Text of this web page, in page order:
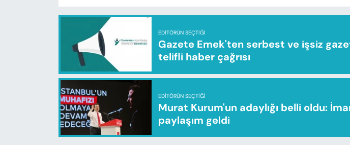
EDITÖRÜN SEÇTIĞI
Gazete Emek'ten serbest ve işsiz
telifli haber çağrısı
EDITÖRÜN SEÇTIĞI
Murat Kurum'un adaylığı belli oldu:
paylaşım geldi